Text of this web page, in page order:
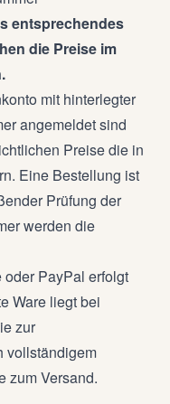
entsprechendes
die Preise im
mit hinterlegter
angemeldet sind
Preise die in
Eine Bestellung ist
Prüfung der
werden die
PayPal erfolgt
Ware liegt bei
zur
vollständigem
zum Versand.